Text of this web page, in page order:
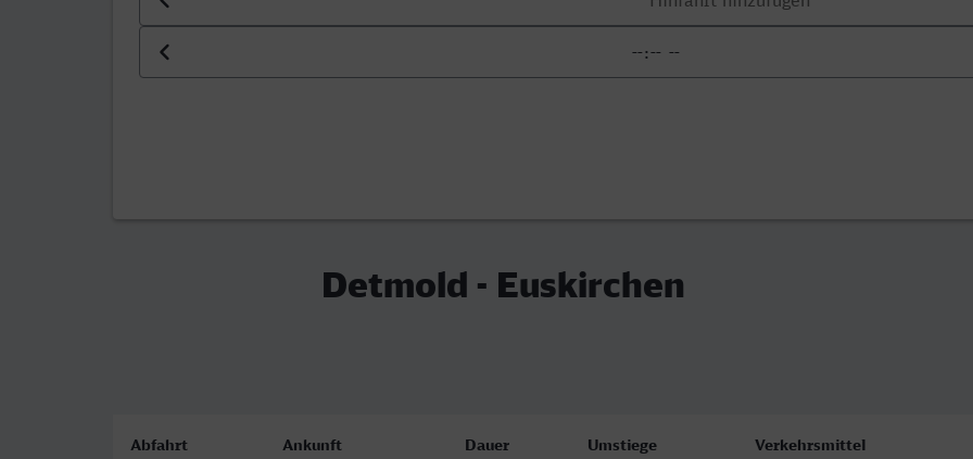
Uhrzeit der Hinfahrt
Detmold - Euskirchen
Abfahrt Ankunft Dauer Umstiege Verkehrsmittel